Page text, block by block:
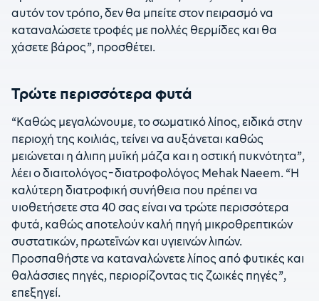
αυτόν τον τρόπο, δεν θα μπείτε στον πειρασμό να
καταναλώσετε τροφές με πολλές θερμίδες και θα
χάσετε βάρος”, προσθέτει.
Τρώτε περισσότερα φυτά
“Καθώς μεγαλώνουμε, το σωματικό λίπος, ειδικά στην
περιοχή της κοιλιάς, τείνει να αυξάνεται καθώς
μειώνεται η άλιπη μυϊκή μάζα και η οστική πυκνότητα”,
λέει ο διαιτολόγος-διατροφολόγος Mehak Naeem. “Η
καλύτερη διατροφική συνήθεια που πρέπει να
υιοθετήσετε στα 40 σας είναι να τρώτε περισσότερα
φυτά, καθώς αποτελούν καλή πηγή μικροθρεπτικών
συστατικών, πρωτεϊνών και υγιεινών λιπών.
Προσπαθήστε να καταναλώνετε λίπος από φυτικές και
θαλάσσιες πηγές, περιορίζοντας τις ζωικές πηγές”,
επεξηγεί.